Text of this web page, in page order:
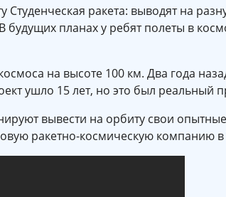
Студенческая ракета: выводят на
будущих планах у ребят полеты в
на высоте 100 км. Два года
ушло 15 лет, но это был реальный
вывести на орбиту свои
ракетно-космическую компанию